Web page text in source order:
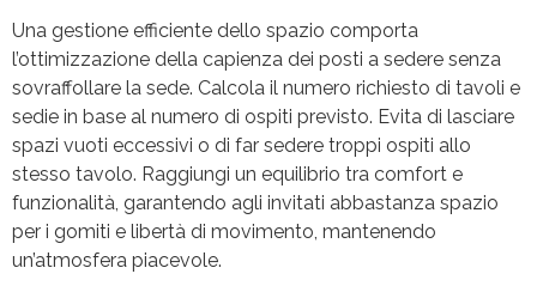
Una gestione efficiente dello spazio comporta
l’ottimizzazione della capienza dei posti a sedere senza
sovraffollare la sede. Calcola il numero richiesto di tavoli e
sedie in base al numero di ospiti previsto. Evita di lasciare
spazi vuoti eccessivi o di far sedere troppi ospiti allo
stesso tavolo. Raggiungi un equilibrio tra comfort e
funzionalità, garantendo agli invitati abbastanza spazio
per i gomiti e libertà di movimento, mantenendo
un’atmosfera piacevole.